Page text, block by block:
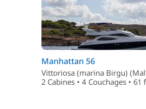
Manhattan 56
Vittoriosa (marina Birgu)
2 Cabines • 4 Couchages • 61